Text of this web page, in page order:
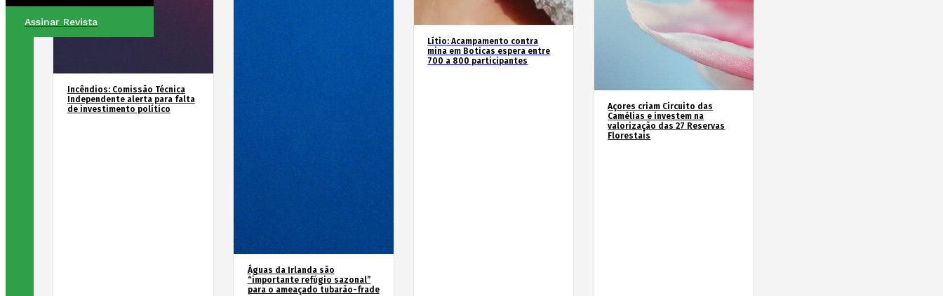
Assinar Revista
Incêndios: Comissão Técnica
Independente alerta para falta
de investimento político
Águas da Irlanda são
“importante refúgio sazonal”
para o ameaçado tubarão-frade
Lítio: Acampamento contra
mina em Boticas espera entre
700 a 800 participantes
Açores criam Circuito das
Camélias e investem na
valorização das 27 Reservas
Florestais